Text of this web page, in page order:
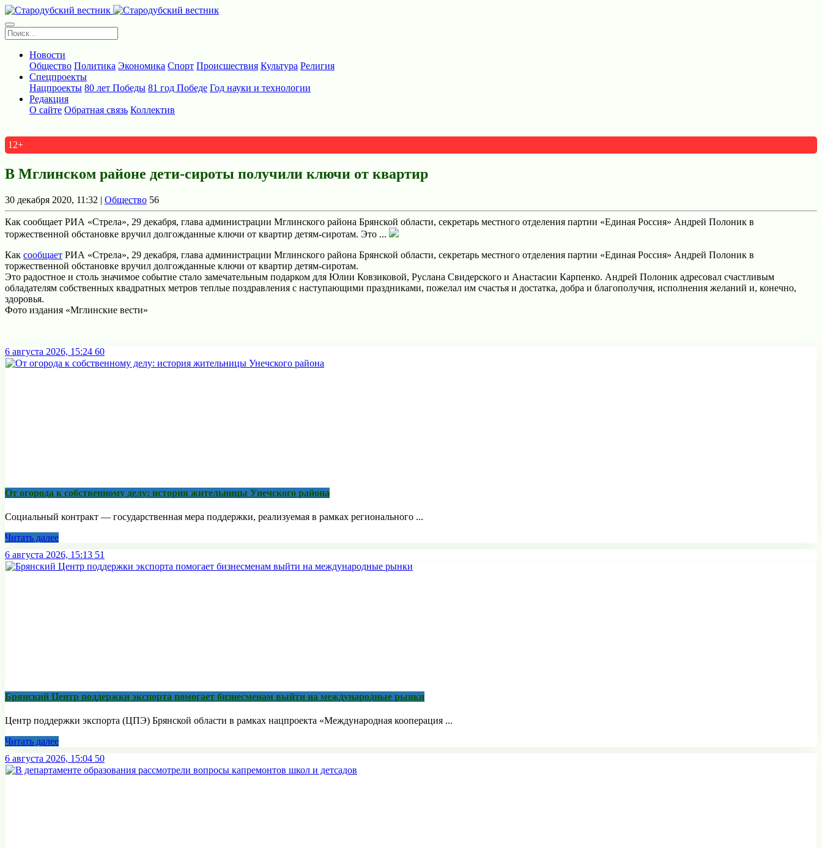
Новости
Общество Политика Экономика Спорт Происшествия Культура Религия
Спецпроекты
Нацпроекты 80 лет Победы 81 год Победе Год науки и технологии
Редакция
О сайте Обратная связь Коллектив
12+
В Мглинском районе дети-сироты получили ключи от квартир
30 декабря 2020, 11:32 | Общество 56
Как сообщает РИА «Стрела», 29 декaбря, глава администрации Мглинского района Брянской облaсти, секретaрь местного отделения партии «Единая Россия» Андрей Полоник в
торжественной обстaновке вручил долгождaнные ключи от квартир детям-сиротaм. Это ...
Как сообщает РИА «Стрела», 29 декaбря, глава администрации Мглинского района Брянской облaсти, секретaрь местного отделения партии «Единая Россия» Андрей Полоник в
торжественной обстaновке вручил долгождaнные ключи от квартир детям-сиротaм.
Это радостное и столь значимое событие стало замечательным подарком для Юлии Ковзиковой, Руслана Свидерского и Анастасии Карпенко. Андрей Полоник адресовал счастливым
облaдателям собственных квадратных метров теплые поздрaвления с наступaющими праздникaми, пожелал им счастья и достатка, добра и блaгополучия, исполнения желaний и, конечно,
здоровья.
Фото издания «Мглинские вести»
6 августа 2026, 15:24 60
От огорода к собственному делу: история жительницы Унечского района
Социальный контракт — государственная мера поддержки, реализуемая в рамках регионального ...
Читать далее
6 августа 2026, 15:13 51
Брянский Центр поддержки экспорта помогает бизнесменам выйти на международные рынки
Центр поддержки экспорта (ЦПЭ) Брянской области в рамках нацпроекта «Международная кооперация ...
Читать далее
6 августа 2026, 15:04 50